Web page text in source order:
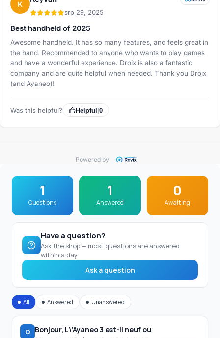
K
srp 29, 2025
Best handheld of 2025
Awesome handheld. It has so many features, and feels great in
the hand. Recommended to anyone who wants to play games
and have a wonderful experience. Droix is also a fantastic
company and are quite helpful when needed. Thank you Droix
(and Ayaneo)!
Was this helpful? Helpful 0
Powered by